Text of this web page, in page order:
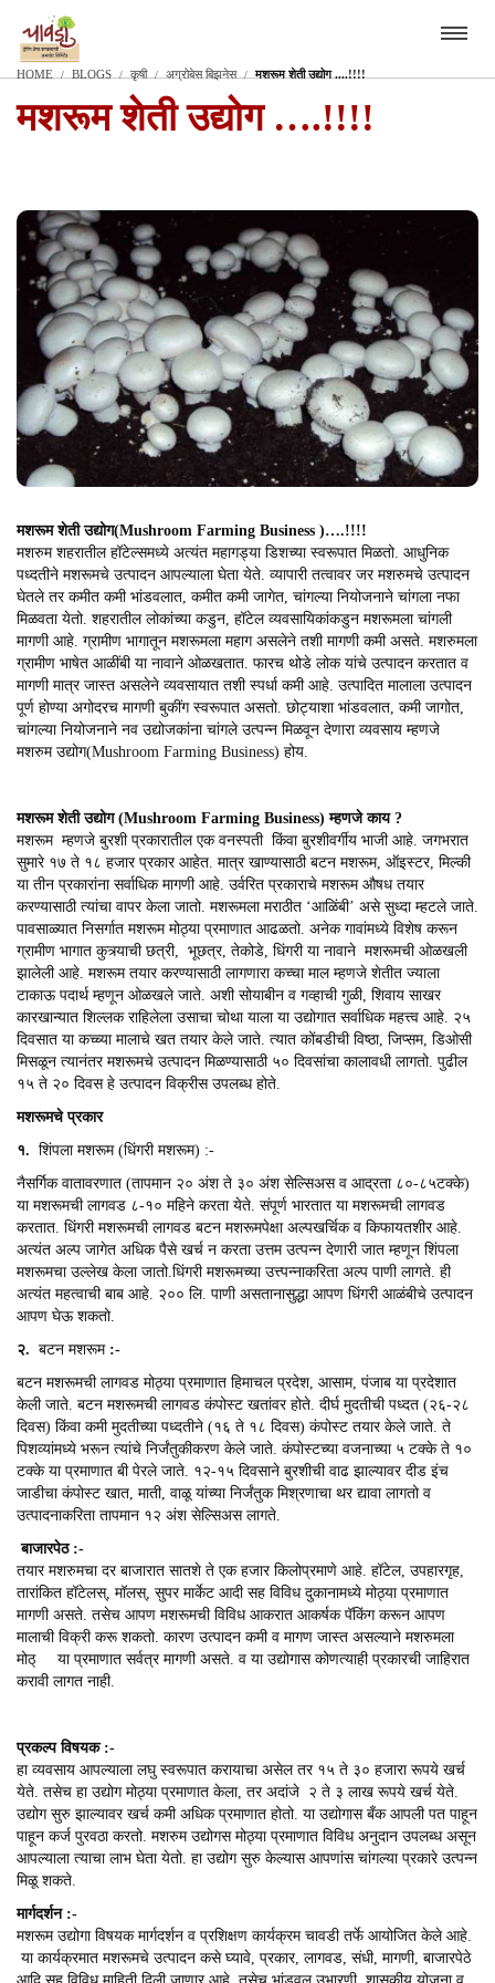
HOME BLOGS कृषी अग्रोबेस बिझनेस मशरूम शेती उद्योग ....!!!!
मशरूम शेती उद्योग ….!!!!
मशरूम शेती उद्योग(Mushroom Farming Business )….!!!!
मशरुम शहरातील हॉटेल्समध्ये अत्यंत महागड्या डिशच्या स्वरूपात मिळतो. आधुनिक
पध्दतीने मशरूमचे उत्पादन आपल्याला घेता येते. व्यापारी तत्वावर जर मशरुमचे उत्पादन
घेतले तर कमीत कमी भांडवलात, कमीत कमी जागेत, चांगल्या नियोजनाने चांगला नफा
मिळवता येतो. शहरातील लोकांच्या कडुन, हॉटेल व्यवसायिकांकडुन मशरूमला चांगली
मागणी आहे. ग्रामीण भागातून मशरूमला महाग असलेने तशी मागणी कमी असते. मशरुमला
ग्रामीण भाषेत आळींबी या नावाने ओळखतात. फारच थोडे लोक यांचे उत्पादन करतात व
मागणी मात्र जास्त असलेने व्यवसायात तशी स्पर्धा कमी आहे. उत्पादित मालाला उत्पादन
पूर्ण होण्या अगोदरच मागणी बुकींग स्वरूपात असतो. छोट्याशा भांडवलात, कमी जागोत,
चांगल्या नियोजनाने नव उद्योजकांना चांगले उत्पन्न मिळवून देणारा व्यवसाय म्हणजे
मशरुम उद्योग(Mushroom Farming Business) होय.
मशरूम शेती उद्योग (Mushroom Farming Business) म्हणजे काय ?
मशरूम म्हणजे बुरशी प्रकारातील एक वनस्पती किंवा बुरशीवर्गीय भाजी आहे. जगभरात
सुमारे १७ ते १८ हजार प्रकार आहेत. मात्र खाण्यासाठी बटन मशरूम, ऑइस्टर, मिल्की
या तीन प्रकारांना सर्वाधिक मागणी आहे. उर्वरित प्रकाराचे मशरूम औषध तयार
करण्यासाठी त्यांचा वापर केला जातो. मशरूमला मराठीत ‘आळिंबी’ असे सुध्दा म्हटले जाते.
पावसाळ्यात निसर्गात मशरूम मोठ्या प्रमाणात आढळतो. अनेक गावांमध्ये विशेष करून
ग्रामीण भागात कुत्र्याची छत्री, भूछत्र, तेकोडे, धिंगरी या नावाने मशरूमची ओळखली
झालेली आहे. मशरूम तयार करण्यासाठी लागणारा कच्चा माल म्हणजे शेतीत ज्याला
टाकाऊ पदार्थ म्हणून ओळखले जाते. अशी सोयाबीन व गव्हाची गुळी, शिवाय साखर
कारखान्यात शिल्लक राहिलेला उसाचा चोथा याला या उद्योगात सर्वाधिक महत्त्व आहे. २५
दिवसात या कच्च्या मालाचे खत तयार केले जाते. त्यात कोंबडीची विष्ठा, जिप्सम, डिओसी
मिसळून त्यानंतर मशरूमचे उत्पादन मिळण्यासाठी ५० दिवसांचा कालावधी लागतो. पुढील
१५ ते २० दिवस हे उत्पादन विक्रीस उपलब्ध होते.
मशरूमचे प्रकार
१. शिंपला मशरूम (धिंगरी मशरूम) :-
नैसर्गिक वातावरणात (तापमान २० अंश ते ३० अंश सेल्सिअस व आद्रता ८०-८५टक्के)
या मशरूमची लागवड ८-१० महिने करता येते. संपूर्ण भारतात या मशरूमची लागवड
करतात. धिंगरी मशरूमची लागवड बटन मशरूमपेक्षा अल्पखर्चिक व किफायतशीर आहे.
अत्यंत अल्प जागेत अधिक पैसे खर्च न करता उत्तम उत्पन्न देणारी जात म्हणून शिंपला
मशरूमचा उल्लेख केला जातो.धिंगरी मशरूमच्या उत्त्पन्नाकरिता अल्प पाणी लागते. ही
अत्यंत महत्वाची बाब आहे. २०० लि. पाणी असतानासुद्धा आपण धिंगरी आळंबीचे उत्पादन
आपण घेऊ शकतो.
२. बटन मशरूम:-
बटन मशरूमची लागवड मोठ्या प्रमाणात हिमाचल प्रदेश, आसाम, पंजाब या प्रदेशात
केली जाते. बटन मशरूमची लागवड कंपोस्ट खतांवर होते. दीर्घ मुदतीची पध्दत (२६-२८
दिवस) किंवा कमी मुदतीच्या पध्दतीने (१६ ते १८ दिवस) कंपोस्ट तयार केले जाते. ते
पिशव्यांमध्ये भरून त्यांचे निर्जंतुकीकरण केले जाते. कंपोस्टच्या वजनाच्या ५ टक्के ते १०
टक्के या प्रमाणात बी पेरले जाते. १२-१५ दिवसाने बुरशीची वाढ झाल्यावर दीड इंच
जाडीचा कंपोस्ट खात, माती, वाळू यांच्या निर्जंतुक मिश्रणाचा थर द्यावा लागतो व
उत्पादनाकरिता तापमान १२ अंश सेल्सिअस लागते.
बाजारपेठ :-
तयार मशरुमचा दर बाजारात सातशे ते एक हजार किलोप्रमाणे आहे. हॉटेल, उपहारगृह,
तारांकित हॉटेलस्, मॉलस्, सुपर मार्केट आदी सह विविध दुकानामध्ये मोठ्या प्रमाणात
मागणी असते. तसेच आपण मशरूमची विविध आकरात आकर्षक पॅकिंग करून आपण
मालाची विक्री करू शकतो. कारण उत्पादन कमी व मागण जास्त असल्याने मशरुमला
मोठ् या प्रमाणात सर्वत्र मागणी असते. व या उद्योगास कोणत्याही प्रकारची जाहिरात
करावी लागत नाही.
प्रकल्प विषयक:-
हा व्यवसाय आपल्याला लघु स्वरूपात करायाचा असेल तर १५ ते ३० हजारा रूपये खर्च
येते. तसेच हा उद्योग मोठ्या प्रमाणात केला, तर अदांजे २ ते ३ लाख रूपये खर्च येते.
उद्योग सुरु झाल्यावर खर्च कमी अधिक प्रमाणात होतो. या उद्योगास बँक आपली पत पाहून
पाहून कर्ज पुरवठा करतो. मशरुम उद्योगस मोठ्या प्रमाणात विविध अनुदान उपलब्ध असून
आपल्याला त्याचा लाभ घेता येतो. हा उद्योग सुरु केल्यास आपणांस चांगल्या प्रकारे उत्पन्न
मिळू शकते.
मार्गदर्शन :-
मशरूम उद्योगा विषयक मार्गदर्शन व प्रशिक्षण कार्यक्रम चावडी तर्फे आयोजित केले आहे.
या कार्यक्रमात मशरूमचे उत्पादन कसे घ्यावे, प्रकार, लागवड, संधी, मागणी, बाजारपेठे